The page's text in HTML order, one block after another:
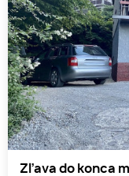
Zľava do konca